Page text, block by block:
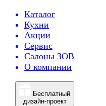
Каталог
Кухни
Акции
Сервис
Салоны ЗОВ
О компании
Бесплатный
дизайн-проект